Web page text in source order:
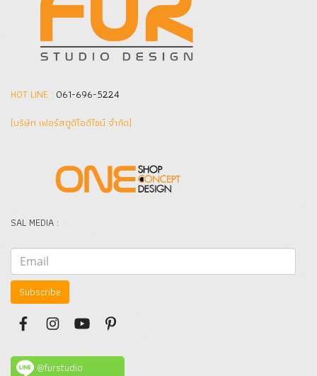
HOT LINE : 061-696-5224
(บริษัท เฟอร์สตูดิโอดีไซน์ จำกัด]
SAL MEDIA :
Subscribe
@furstudio